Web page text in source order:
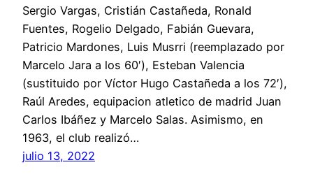
Sergio Vargas, Cristián Castañeda, Ronald
Fuentes, Rogelio Delgado, Fabián Guevara,
Patricio Mardones, Luis Musrri (reemplazado por
Marcelo Jara a los 60′), Esteban Valencia
(sustituido por Víctor Hugo Castañeda a los 72′),
Raúl Aredes, equipacion atletico de madrid Juan
Carlos Ibáñez y Marcelo Salas. Asimismo, en
1963, el club realizó…
julio 13, 2022